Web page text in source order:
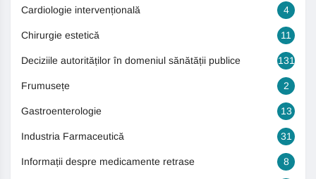
Cardiologie intervențională 4
Chirurgie estetică 11
Deciziile autorităților în domeniul sănătății publice 131
Frumusețe 2
Gastroenterologie 13
Industria Farmaceutică 31
Informații despre medicamente retrase 8